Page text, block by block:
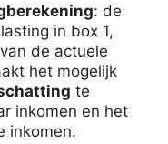
: de
in box 1,
de actuele
het mogelijk
te
inkomen en het
inkomen.